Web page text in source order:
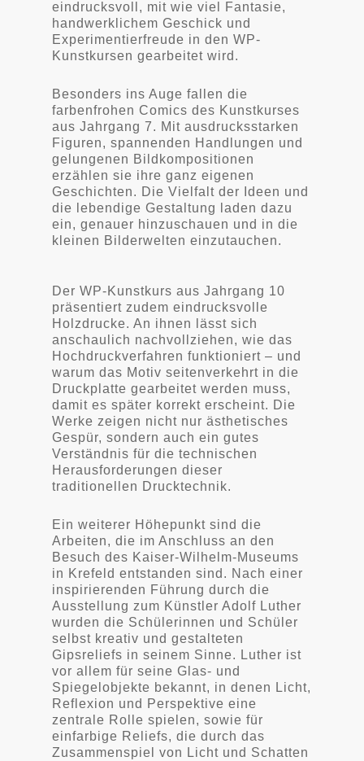
eindrucksvoll, mit wie viel Fantasie,
handwerklichem Geschick und
Experimentierfreude in den WP-
Kunstkursen gearbeitet wird.
Besonders ins Auge fallen die
farbenfrohen Comics des Kunstkurses
aus Jahrgang 7. Mit ausdrucksstarken
Figuren, spannenden Handlungen und
gelungenen Bildkompositionen
erzählen sie ihre ganz eigenen
Geschichten. Die Vielfalt der Ideen und
die lebendige Gestaltung laden dazu
ein, genauer hinzuschauen und in die
kleinen Bilderwelten einzutauchen.
Der WP-Kunstkurs aus Jahrgang 10
präsentiert zudem eindrucksvolle
Holzdrucke. An ihnen lässt sich
anschaulich nachvollziehen, wie das
Hochdruckverfahren funktioniert – und
warum das Motiv seitenverkehrt in die
Druckplatte gearbeitet werden muss,
damit es später korrekt erscheint. Die
Werke zeigen nicht nur ästhetisches
Gespür, sondern auch ein gutes
Verständnis für die technischen
Herausforderungen dieser
traditionellen Drucktechnik.
Ein weiterer Höhepunkt sind die
Arbeiten, die im Anschluss an den
Besuch des Kaiser-Wilhelm-Museums
in Krefeld entstanden sind. Nach einer
inspirierenden Führung durch die
Ausstellung zum Künstler Adolf Luther
wurden die Schülerinnen und Schüler
selbst kreativ und gestalteten
Gipsreliefs in seinem Sinne. Luther ist
vor allem für seine Glas- und
Spiegelobjekte bekannt, in denen Licht,
Reflexion und Perspektive eine
zentrale Rolle spielen, sowie für
einfarbige Reliefs, die durch das
Zusammenspiel von Licht und Schatten